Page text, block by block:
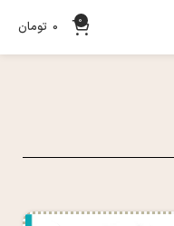
0
0 تومان